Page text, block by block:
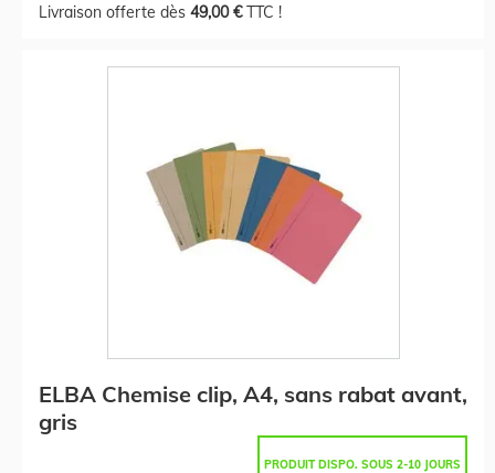
Livraison offerte dès 49,00 €TTC !
ELBA Chemise clip, A4, sans rabat avant,
gris
PRODUIT DISPO. SOUS 2-10 JOURS